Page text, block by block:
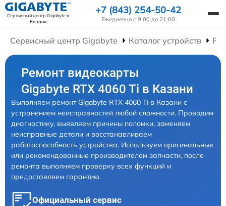
Сервисный центр Gigabyteв
Казани
+7 (843) 254-50-42
Ежедневно с 9:00 до 21:00
Сервисный центр Gigabyte Каталог устройств
Ремонт видеокарты
Gigabyte RTX 4060 Ti в Казани
Выполняем ремонт Gigabyte RTX 4060 Ti в Казани с
устранением неисправностей любой сложности. Проводим
диагностику, выявляем причины поломки, заменяем
неисправные детали и восстанавливаем
работоспособность устройства. Используем оригинальные
или рекомендованные производителем запчасти, после
ремонта выполняем проверку всех функций и
предоставляем гарантию.
Официальный сервис